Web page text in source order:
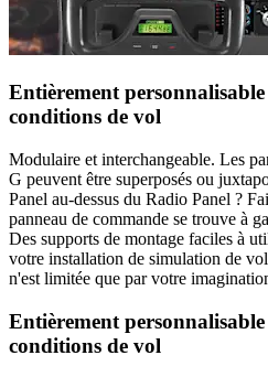
Entièrement
conditions de vol
Modulaire et interchangeable. Les
G peuvent être superposés ou
Panel au-dessus du Radio Panel ?
panneau de commande se trouve à
Des supports de montage faciles à
votre installation de simulation de
n'est limitée que par votre
Entièrement
conditions de vol